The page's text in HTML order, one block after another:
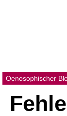
Oenosophischer